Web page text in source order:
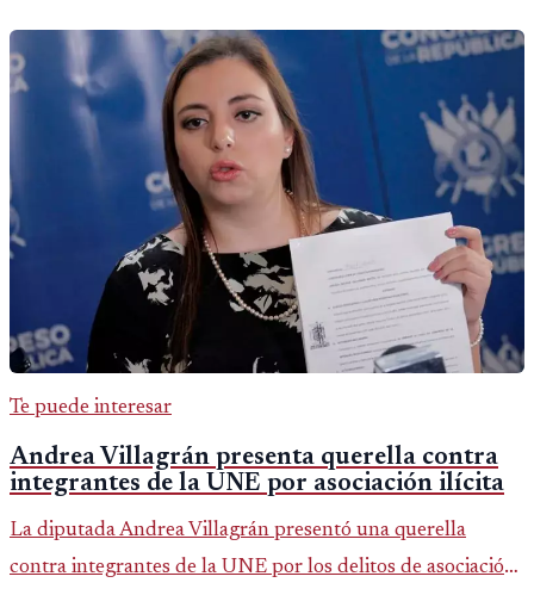
Te puede interesar
Andrea Villagrán presenta querella contra
integrantes de la UNE por asociación ilícita
La diputada Andrea Villagrán presentó una querella
contra integrantes de la UNE por los delitos de asociación